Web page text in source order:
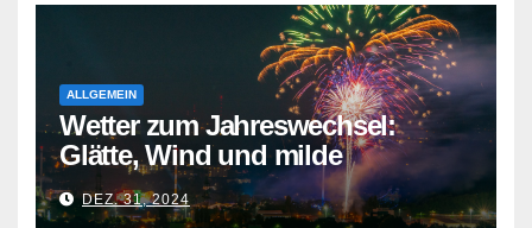
ALLGEMEIN
Wetter zum Jahreswechsel:
Glätte, Wind und milde
Temperaturen
DEZ. 31, 2024